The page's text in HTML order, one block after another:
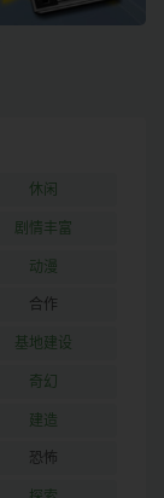
休闲
剧情丰富
动漫
合作
基地建设
奇幻
建造
恐怖